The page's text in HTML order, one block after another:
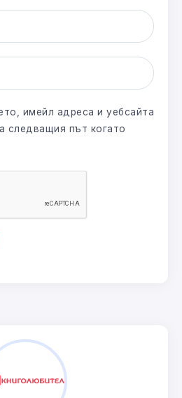
имейл адреса и уебсайта
следващия път когато